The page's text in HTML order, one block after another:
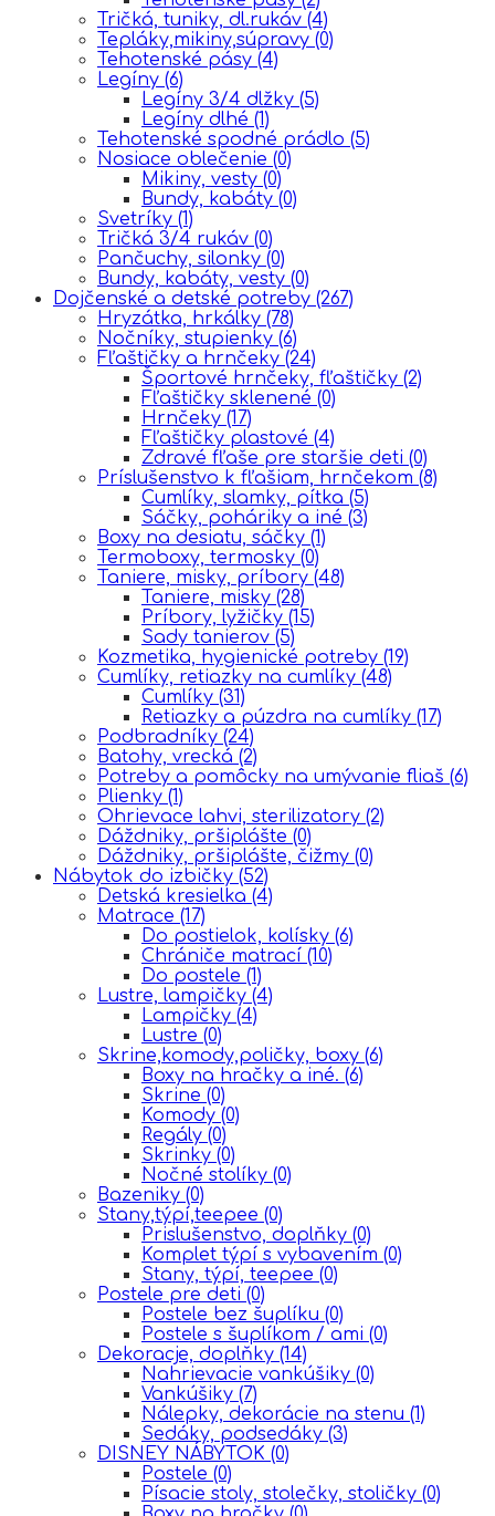
Tričká, tuniky, dl.rukáv (4)
Tepláky,mikiny,súpravy (0)
Tehotenské pásy (4)
Legíny (6)
Legíny 3/4 dlžky (5)
Legíny dlhé (1)
Tehotenské spodné prádlo (5)
Nosiace oblečenie (0)
Mikiny, vesty (0)
Bundy, kabáty (0)
Svetríky (1)
Tričká 3/4 rukáv (0)
Pančuchy, silonky (0)
Bundy, kabáty, vesty (0)
Dojčenské a detské potreby (267)
Hryzátka, hrkálky (78)
Nočníky, stupienky (6)
Fľaštičky a hrnčeky (24)
Športové hrnčeky, fľaštičky (2)
Fľaštičky sklenené (0)
Hrnčeky (17)
Fľaštičky plastové (4)
Zdravé fľaše pre staršie deti (0)
Príslušenstvo k fľašiam, hrnčekom (8)
Cumlíky, slamky, pítka (5)
Sáčky, poháriky a iné (3)
Boxy na desiatu, sáčky (1)
Termoboxy, termosky (0)
Taniere, misky, príbory (48)
Taniere, misky (28)
Príbory, lyžičky (15)
Sady tanierov (5)
Kozmetika, hygienické potreby (19)
Cumlíky, retiazky na cumlíky (48)
Cumlíky (31)
Retiazky a púzdra na cumlíky (17)
Podbradníky (24)
Batohy, vrecká (2)
Potreby a pomôcky na umývanie fliaš (6)
Plienky (1)
Ohrievace lahvi, sterilizatory (2)
Dáždniky, pršiplášte (0)
Dáždniky, pršiplášte, čižmy (0)
Nábytok do izbičky (52)
Detská kresielka (4)
Matrace (17)
Do postielok, kolísky (6)
Chrániče matrací (10)
Do postele (1)
Lustre, lampičky (4)
Lampičky (4)
Lustre (0)
Skrine,komody,poličky, boxy (6)
Boxy na hračky a iné. (6)
Skrine (0)
Komody (0)
Regály (0)
Skrinky (0)
Nočné stolíky (0)
Bazeniky (0)
Stany,týpí,teepee (0)
Prislušenstvo, doplňky (0)
Komplet týpí s vybavením (0)
Stany, týpí, teepee (0)
Postele pre deti (0)
Postele bez šuplíku (0)
Postele s šuplíkom / ami (0)
Dekoracje, doplňky (14)
Nahrievacie vankúšiky (0)
Vankúšiky (7)
Nálepky, dekorácie na stenu (1)
Sedáky, podsedáky (3)
DISNEY NÁBYTOK (0)
Postele (0)
Písacie stoly, stolečky, stoličky (0)